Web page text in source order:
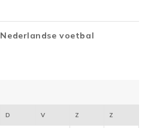
voetbal
D V Z Z